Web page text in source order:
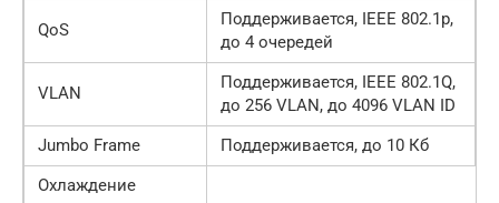
QoS
Поддерживается, IEEE 802.1p,
до 4 очередей
VLAN
Поддерживается, IEEE 802.1Q,
до 256 VLAN, до 4096 VLAN ID
Jumbo Frame
Поддерживается, до 10 Кб
Охлаждение